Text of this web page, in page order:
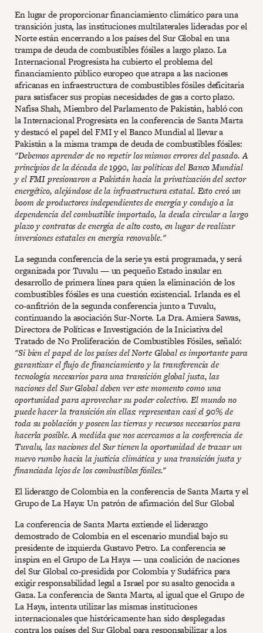
En lugar de proporcionar financiamiento climático para una
transición justa, las instituciones multilaterales lideradas por el
Norte están encerrando a los países del Sur Global en una
trampa de deuda de combustibles fósiles a largo plazo. La
Internacional Progresista ha cubierto el problema del
financiamiento público europeo que atrapa a las naciones
africanas en infraestructura de combustibles fósiles deficitaria
para satisfacer sus propias necesidades de gas a corto plazo.
Nafisa Shah, Miembro del Parlamento de Pakistán, habló con
la Internacional Progresista en la conferencia de Santa Marta
y destacó el papel del FMI y el Banco Mundial al llevar a
Pakistán a la misma trampa de deuda de combustibles fósiles:
"Debemos aprender de no repetir los mismos errores del pasado. A
principios de la década de 1990, las políticas del Banco Mundial
y el FMI presionaron a Pakistán hacia la privatización del sector
energético, alejándose de la infraestructura estatal. Esto creó un
boom de productores independientes de energía y condujo a la
dependencia del combustible importado, la deuda circular a largo
plazo y contratos de energía de alto costo, en lugar de realizar
inversiones estatales en energía renovable."
La segunda conferencia de la serie ya está programada, y será
organizada por Tuvalu — un pequeño Estado insular en
desarrollo de primera línea para quien la eliminación de los
combustibles fósiles es una cuestión existencial. Irlanda es el
co-anfitrión de la segunda conferencia junto a Tuvalu,
continuando la asociación Sur-Norte. La Dra. Amiera Sawas,
Directora de Políticas e Investigación de la Iniciativa del
Tratado de No Proliferación de Combustibles Fósiles, señaló:
"Si bien el papel de los países del Norte Global es importante para
garantizar el flujo de financiamiento y la transferencia de
tecnología necesarios para una transición global justa, las
naciones del Sur Global deben ver este momento como una
oportunidad para aprovechar su poder colectivo. El mundo no
puede hacer la transición sin ellas: representan casi el 90% de
toda su población y poseen las tierras y recursos necesarios para
hacerla posible. A medida que nos acercamos a la conferencia de
Tuvalu, las naciones del Sur tienen la oportunidad de trazar un
nuevo rumbo hacia la justicia climática y una transición justa y
financiada lejos de los combustibles fósiles."
El liderazgo de Colombia en la conferencia de Santa Marta y el
Grupo de La Haya: Un patrón de afirmación del Sur Global
La conferencia de Santa Marta extiende el liderazgo
demostrado de Colombia en el escenario mundial bajo su
presidente de izquierda Gustavo Petro. La conferencia se
inspira en el Grupo de La Haya — una coalición de naciones
del Sur Global co-presidida por Colombia y Sudáfrica para
exigir responsabilidad legal a Israel por su asalto genocida a
Gaza. La conferencia de Santa Marta, al igual que el Grupo de
La Haya, intenta utilizar las mismas instituciones
internacionales que históricamente han sido desplegadas
contra los países del Sur Global para responsabilizar a los